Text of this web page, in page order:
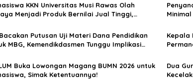
p
s
KKN Universitas Musi Rawas Olah
Menjadi Produk Bernilai Jual Tinggi,
Putusan Uji Materi Dana Pendidikan
MBG, Kemendikdasmen Tunggu Implikasi
Kepala
Buka Lowongan Magang BUMN 2026 untuk
Simak Ketentuannya!
Dua